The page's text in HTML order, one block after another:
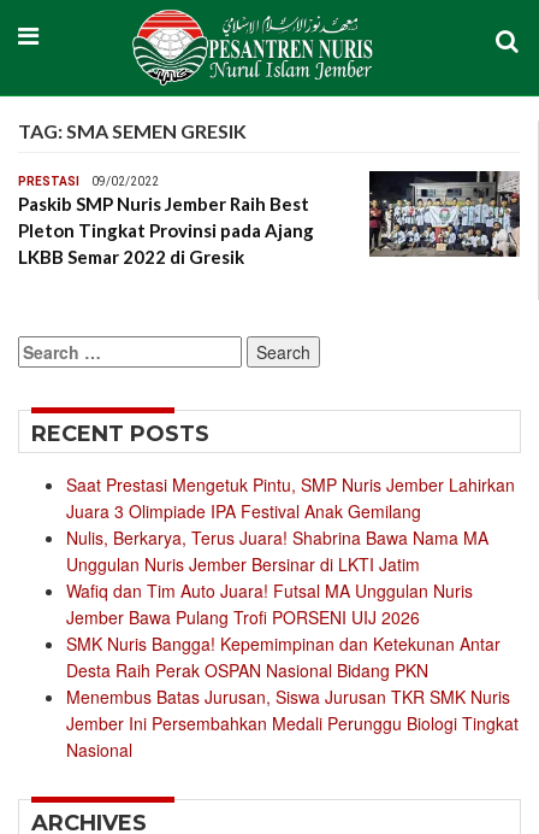
TAG:SMA SEMEN GRESIK
PRESTASI 09/02/2022
Paskib SMP Nuris Jember Raih Best
Pleton Tingkat Provinsi pada Ajang
LKBB Semar 2022 di Gresik
Search
for:
RECENT POSTS
Saat Prestasi Mengetuk Pintu, SMP Nuris Jember Lahirkan
Juara 3 Olimpiade IPA Festival Anak Gemilang
Nulis, Berkarya, Terus Juara! Shabrina Bawa Nama MA
Unggulan Nuris Jember Bersinar di LKTI Jatim
Wafiq dan Tim Auto Juara! Futsal MA Unggulan Nuris
Jember Bawa Pulang Trofi PORSENI UIJ 2026
SMK Nuris Bangga! Kepemimpinan dan Ketekunan Antar
Desta Raih Perak OSPAN Nasional Bidang PKN
Menembus Batas Jurusan, Siswa Jurusan TKR SMK Nuris
Jember Ini Persembahkan Medali Perunggu Biologi Tingkat
Nasional
ARCHIVES